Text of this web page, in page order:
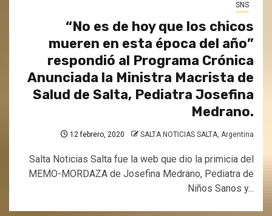
SNS
“No es de hoy que los chicos
mueren en esta época del año”
respondió al Programa Crónica
Anunciada la Ministra Macrista de
Salud de Salta, Pediatra Josefina
Medrano.
12 febrero, 2020 SALTA NOTICIAS SALTA, Argentina
Salta Noticias Salta fue la web que dio la primicia del
MEMO-MORDAZA de Josefina Medrano, Pediatra de
Niños Sanos y...